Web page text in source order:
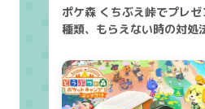
ポケ森 くちぶえ峠でプレ
種類、もらえない時の対処